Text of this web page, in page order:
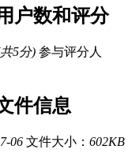
户数和评分
5分) 参与评分人
件信息
06 文件大小： 602KB